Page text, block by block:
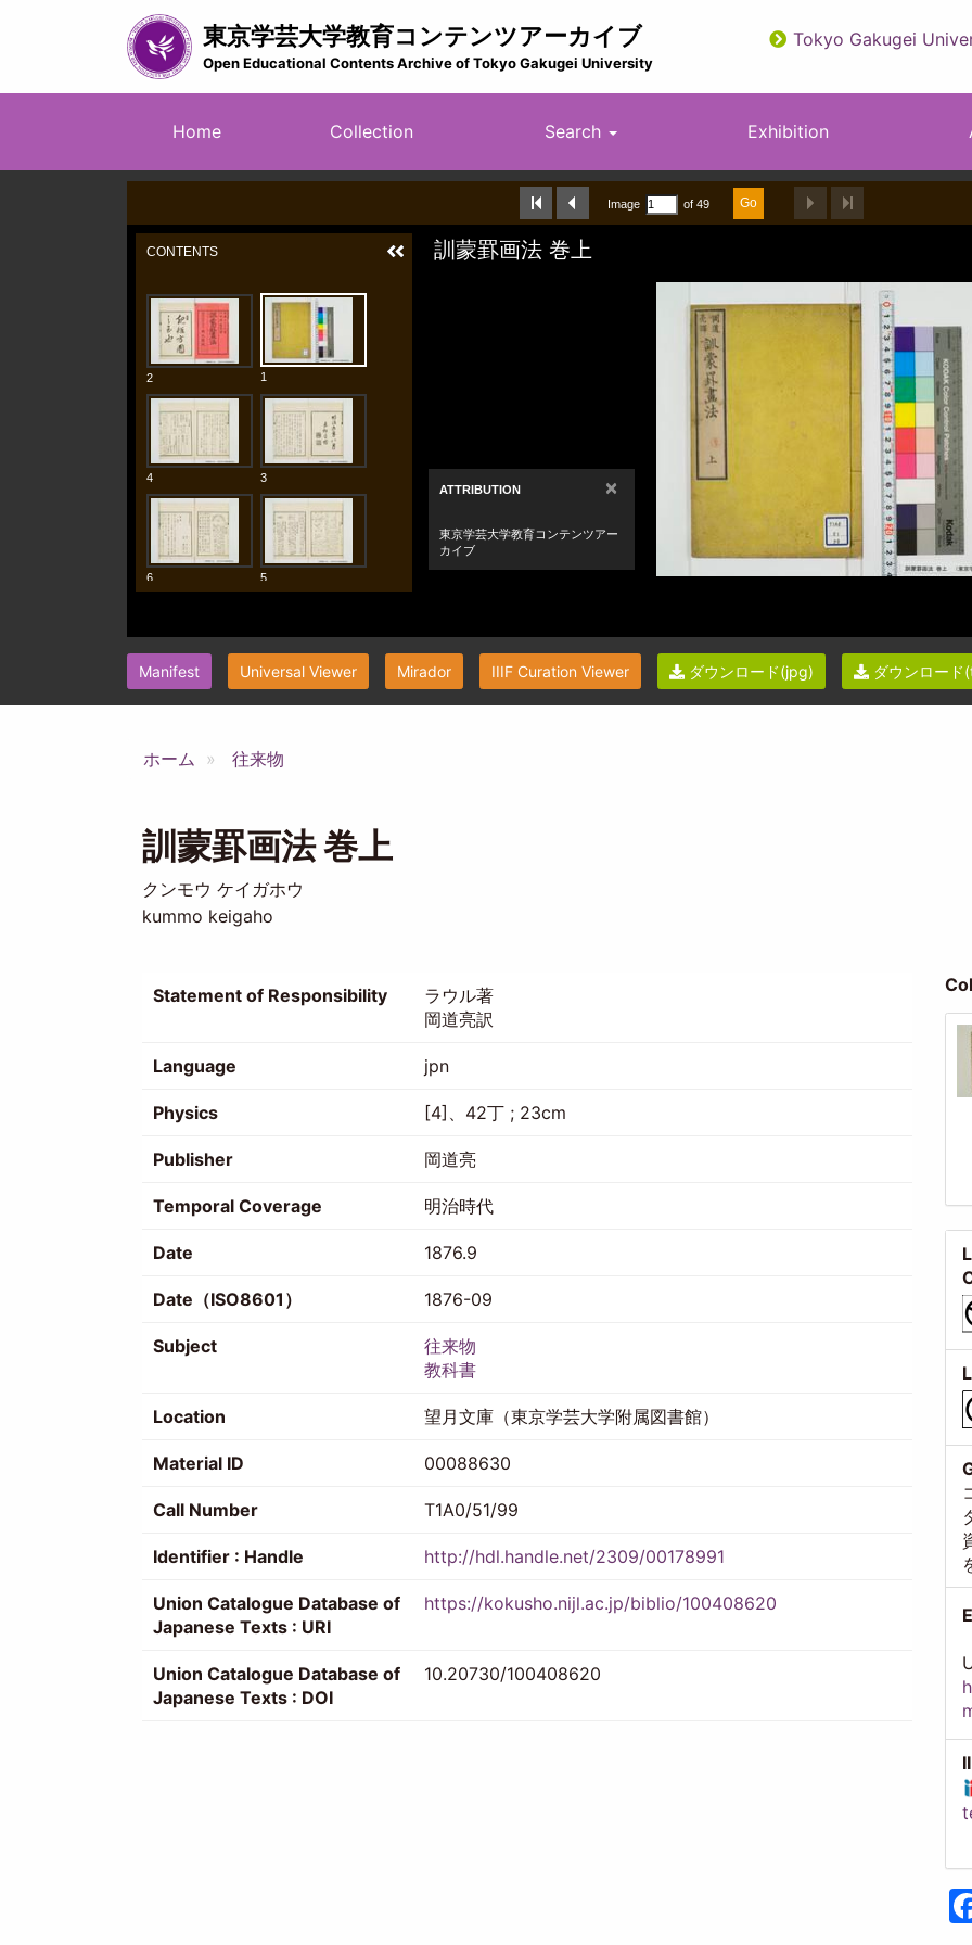
東京学芸大学教育コンテンツアーカイブ
Open Educational Contents Archive of Tokyo Gakugei University utility
Tokyo Gakugei
ン
ビ
ゲ
ン
Home Collection Search Exhibition
Manifest Universal Viewer Mirador IIIF Curation Viewer ダウンロード(jpg) ダウンロード
ホーム 往来物
訓蒙罫画法 巻上
クンモウ ケイガホウ
kummo keigaho
Statement of Responsibility
ラウル著
岡道亮訳
Language jpn
Physics [4]、42丁 ; 23cm
Publisher 岡道亮
Temporal Coverage 明治時代
Date 1876.9
Date（ISO8601） 1876-09
Subject
往来物
教科書
Location 望月文庫（東京学芸大学附属図書館）
Material ID 00088630
Call Number T1A0/51/99
Identifier : Handle http://hdl.handle.net/2309/00178991
Union Catalogue Database of
Japanese Texts : URI
https://kokusho.nijl.ac.jp/biblio/100408620
Union Catalogue Database of
Japanese Texts : DOI
10.20730/100408620